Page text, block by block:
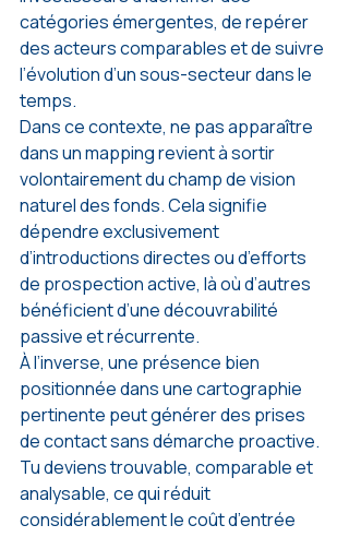
catégories émergentes, de repérer
des acteurs comparables et de suivre
l’évolution d’un sous-secteur dans le
temps.
Dans ce contexte, ne pas apparaître
dans un mapping revient à sortir
volontairement du champ de vision
naturel des fonds. Cela signifie
dépendre exclusivement
d’introductions directes ou d’efforts
de prospection active, là où d’autres
bénéficient d’une découvrabilité
passive et récurrente.
À l’inverse, une présence bien
positionnée dans une cartographie
pertinente peut générer des prises
de contact sans démarche proactive.
Tu deviens trouvable, comparable et
analysable, ce qui réduit
considérablement le coût d’entrée